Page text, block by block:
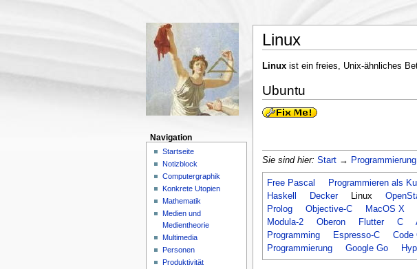
Linux
Linuxist ein freies, Unix-ähnliches
Ubuntu
Sie sind hier: Start→ Programmierung
Free Pascal Programmieren als
Haskell
Decker Linux
Prolog
Objective-C MacOS X
Modula-2
Oberon Flutter C
Programming
Espresso-C Code
Programmierung
Google Go
Navigation
Startseite
Notizblock
Computergraphik
Konkrete Utopien
Mathematik
Medien und
Medientheorie
Multimedia
Personen
Produktivität